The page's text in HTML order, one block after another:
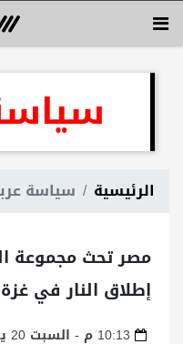
الرئيسية سياسة
مصر تحث مجموعة
إطلاق النار في غزة